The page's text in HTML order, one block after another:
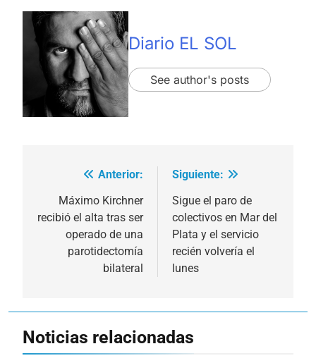
Diario EL SOL
See author's posts
Navegación
entradas
Anterior:
Máximo Kirchner
recibió el alta tras ser
operado de una
parotidectomía
bilateral
Siguiente:
Sigue el paro de
colectivos en Mar del
Plata y el servicio
recién volvería el
lunes
Noticias relacionadas